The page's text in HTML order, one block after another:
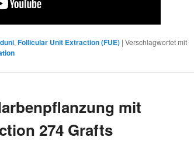
, Follicular Unit Extraction (FUE) | Verschlagwortet mit
mit
274 Grafts